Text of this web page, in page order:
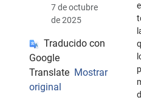
7 de octubre
de 2025
Traducido con
Google
Translate Mostrar
original